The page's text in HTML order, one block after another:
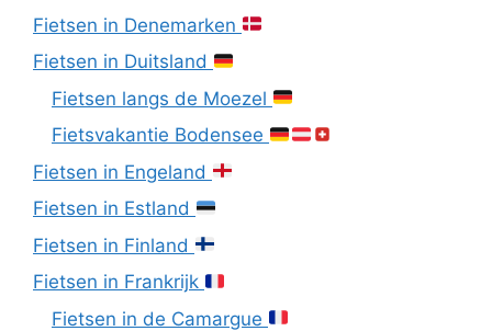
Fietsen in Denemarken
Fietsen in Duitsland
Fietsen langs de Moezel
Fietsvakantie Bodensee
Fietsen in Engeland
Fietsen in Estland
Fietsen in Finland
Fietsen in Frankrijk
Fietsen in de Camargue